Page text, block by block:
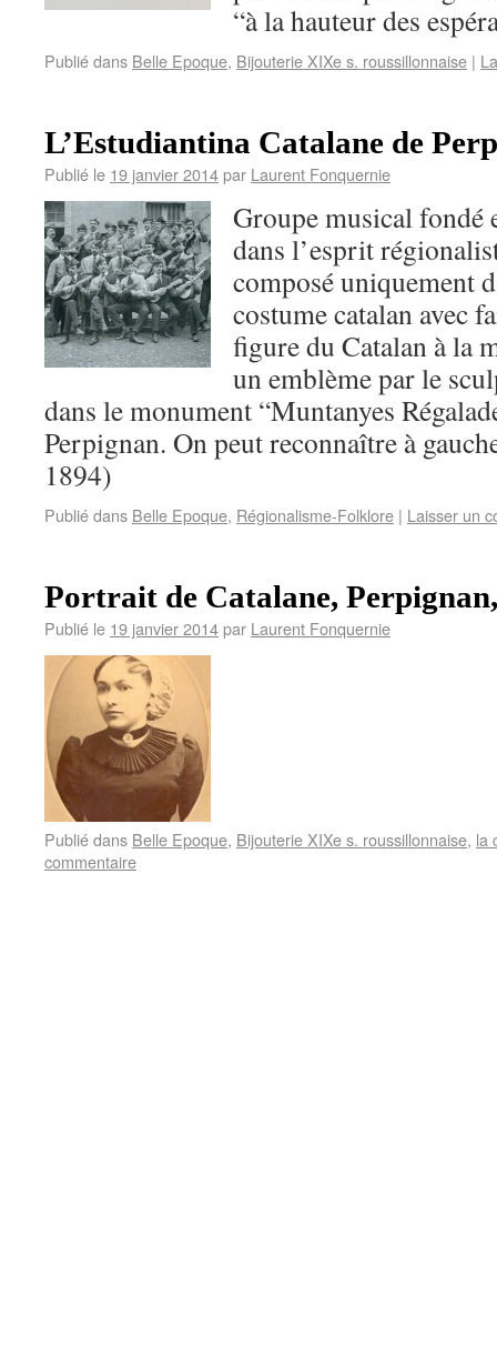
“à la hauteur des
Publié dans Belle Epoque, Bijouterie XIXe s. roussillonnaise |
L’Estudiantina Catalane de
Publié le 19 janvier 2014par Laurent Fonquernie
Groupe musical fondé
dans l’esprit
composé uniquement
costume catalan avec
figure du Catalan à la
un emblème par le
dans le monument “Muntanyes
Perpignan. On peut reconnaître à
1894)
Publié dans Belle Epoque, Régionalisme-Folklore | Laisser un
Portrait de Catalane,
Publié le 19 janvier 2014par Laurent Fonquernie
Publié dans Belle Epoque, Bijouterie XIXe s. roussillonnaise, la
commentaire